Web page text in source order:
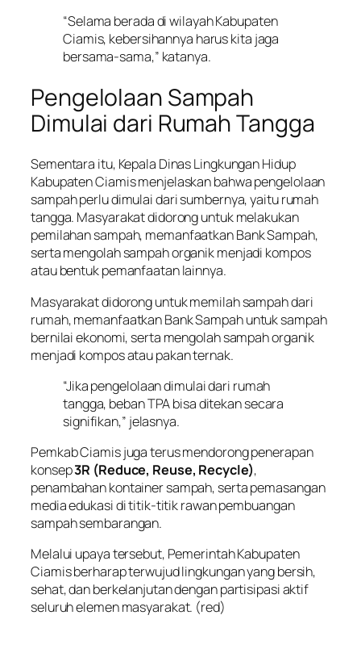
“Selama berada di wilayah Kabupaten
Ciamis, kebersihannya harus kita jaga
bersama-sama,” katanya.
Pengelolaan Sampah
Dimulai dari Rumah Tangga
Sementara itu, Kepala Dinas Lingkungan Hidup
Kabupaten Ciamis menjelaskan bahwa pengelolaan
sampah perlu dimulai dari sumbernya, yaitu rumah
tangga. Masyarakat didorong untuk melakukan
pemilahan sampah, memanfaatkan Bank Sampah,
serta mengolah sampah organik menjadi kompos
atau bentuk pemanfaatan lainnya.
Masyarakat didorong untuk memilah sampah dari
rumah, memanfaatkan Bank Sampah untuk sampah
bernilai ekonomi, serta mengolah sampah organik
menjadi kompos atau pakan ternak.
“Jika pengelolaan dimulai dari rumah
tangga, beban TPA bisa ditekan secara
signifikan,” jelasnya.
Pemkab Ciamis juga terus mendorong penerapan
konsep3R (Reduce, Reuse, Recycle),
penambahan kontainer sampah, serta pemasangan
media edukasi di titik-titik rawan pembuangan
sampah sembarangan.
Melalui upaya tersebut, Pemerintah Kabupaten
Ciamis berharap terwujud lingkungan yang bersih,
sehat, dan berkelanjutan dengan partisipasi aktif
seluruh elemen masyarakat. (red)